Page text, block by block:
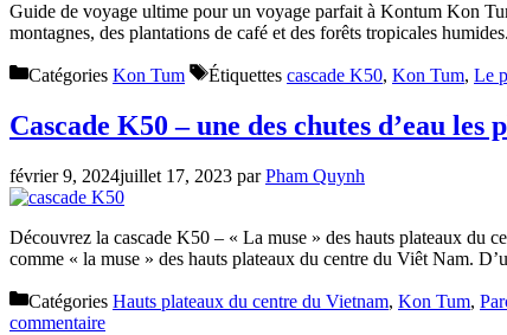
Guide de voyage ultime pour un voyage parfait à Kontum Kon
montagnes, des plantations de café et des forêts tropicales
Catégories Kon Tum Étiquettes cascade K50, Kon Tum, Le
Cascade K50 – une des chutes d’eau
février 9, 2024juillet 17, 2023 parPham Quynh
Découvrez la cascade K50 – « La muse » des hauts plateaux du
comme « la muse » des hauts plateaux du centre du Viêt Nam.
Catégories Hauts plateaux du centre du Vietnam, Kon Tum,
commentaire